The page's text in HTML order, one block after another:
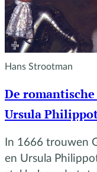
Hans Strootman
De
Ursula
In 1666 trouwen
en Ursula